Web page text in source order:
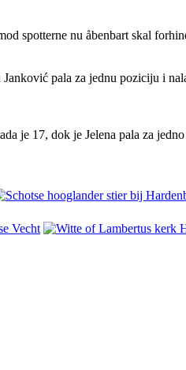
spotterne nu åbenbart skal
pala za jednu poziciju i
je 17, dok je Jelena pala za